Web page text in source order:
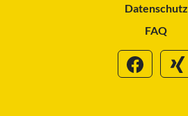
Datenschutz
FAQ